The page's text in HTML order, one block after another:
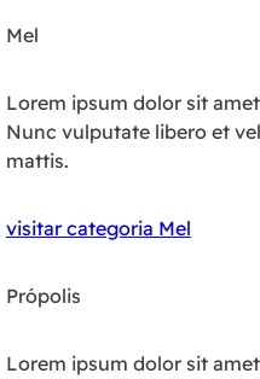
Mel
Lorem ipsum dolor sit
Nunc vulputate libero et
mattis.
visitar categoria Mel
Própolis
Lorem ipsum dolor sit